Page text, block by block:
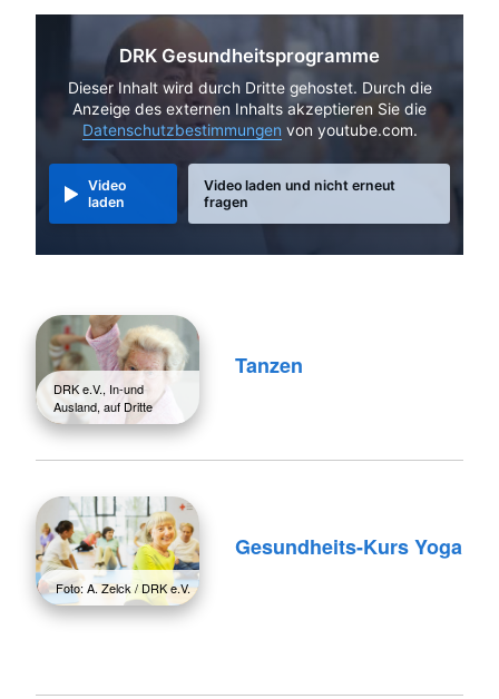
DRK Gesundheitsprogramme
Dieser Inhalt wird durch Dritte gehostet. Durch die
Anzeige des externen Inhalts akzeptieren Sie die
Datenschutzbestimmungen von youtube.com.
Video
laden
Video laden und nicht erneut
fragen
DRK e.V., In-und
Ausland, auf Dritte
Tanzen
Foto: A. Zelck / DRK e.V.
Gesundheits-Kurs Yoga